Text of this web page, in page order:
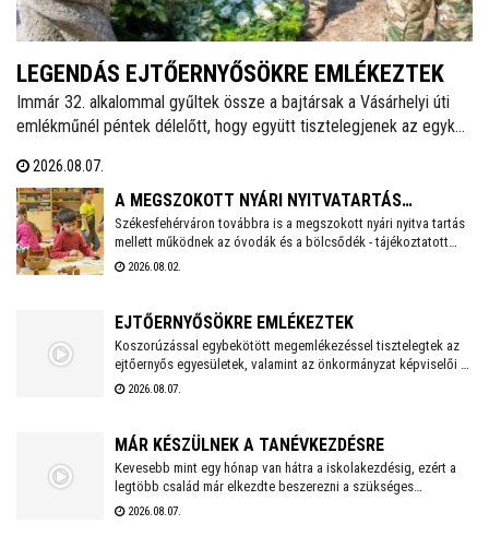
LEGENDÁS EJTŐERNYŐSÖKRE EMLÉKEZTEK
Immár 32. alkalommal gyűltek össze a bajtársak a Vásárhelyi úti
emlékműnél péntek délelőtt, hogy együtt tisztelegjenek az egykori
Veterán Repülők és Ejtőernyősök Fejér Megyei Egyesülete ezzel a
rendezvénnyel őrzi az a második világháború után újjászervezett,
1951-től 1954-ig Székesfehérváron ismertté vált ejtőernyős
alakulat emlékét.
2026.08.07.
A MEGSZOKOTT NYÁRI NYITVATARTÁS
MELLETT MŰKÖDNEK A FEHÉRVÁRI ÓVODÁK ÉS
BÖLCSŐDÉK
Székesfehérváron továbbra is a megszokott nyári nyitva tartás
mellett működnek az óvodák és a bölcsődék - tájékoztatott
közösségi oldalán a város polgármestere. Hétfőtől is tehát a
2026.08.02.
EJTŐERNYŐSÖKRE EMLÉKEZTEK
Koszorúzással egybekötött megemlékezéssel tisztelegtek az
ejtőernyős egyesületek, valamint az önkormányzat képviselői a
Repülős és Ejtőernyős Emlékműnél. A jelenlévők a 62. Önálló
2026.08.07.
MÁR KÉSZÜLNEK A TANÉVKEZDÉSRE
Kevesebb mint egy hónap van hátra a iskolakezdésig, ezért a
legtöbb család már elkezdte beszerezni a szükséges
tanszereket. A fehérvári papír-írószer üzletek már július eleje
2026.08.07.